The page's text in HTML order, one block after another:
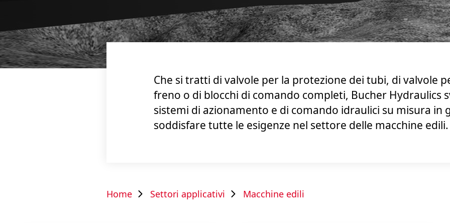
Che si tratti di valvole per la protezione dei tubi, di valvole
freno o di blocchi di comando completi, Bucher Hydraulics
sistemi di azionamento e di comando idraulici su misura in
soddisfare tutte le esigenze nel settore delle macchine edili.
Home Settori applicativi Macchine edili